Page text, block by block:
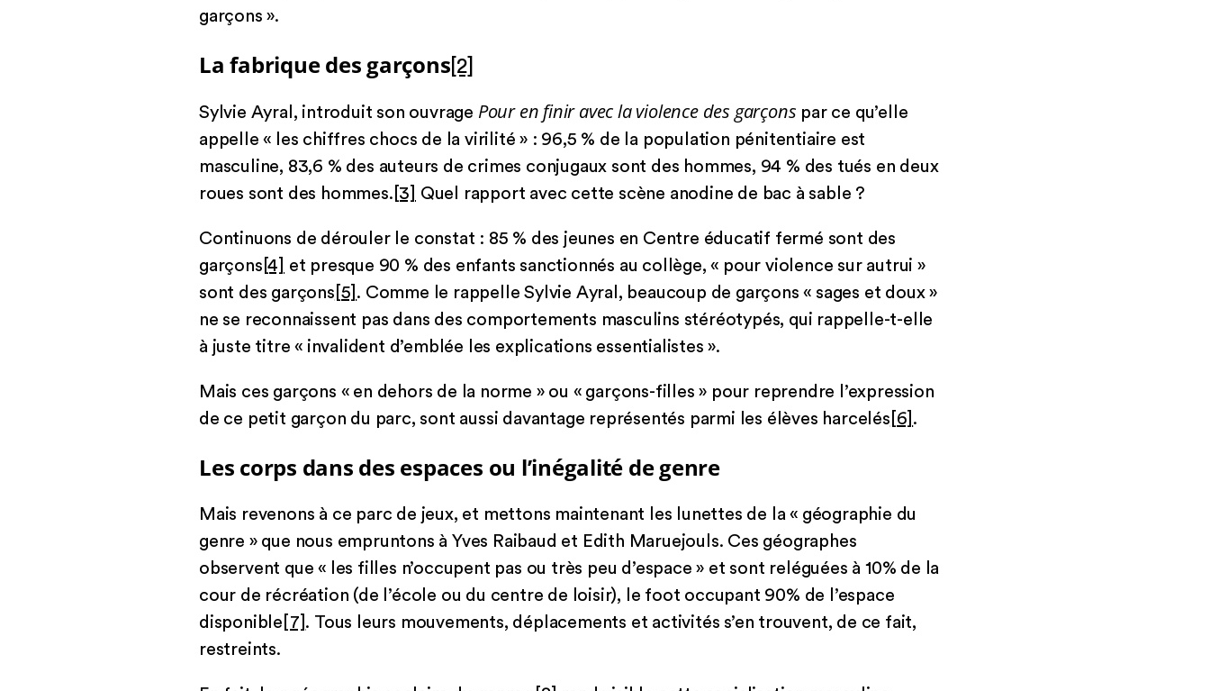
garçons ».
La fabrique des garçons [2]
Sylvie Ayral, introduit son ouvrage Pour en finir avec la violence des garçons par ce qu’elle
appelle « les chiffres chocs de la virilité » : 96,5 % de la population pénitentiaire est
masculine, 83,6 % des auteurs de crimes conjugaux sont des hommes, 94 % des tués en deux
roues sont des hommes. [3] Quel rapport avec cette scène anodine de bac à sable ?
Continuons de dérouler le constat : 85 % des jeunes en Centre éducatif fermé sont des
garçons [4]
et presque 90 % des enfants sanctionnés au collège, « pour violence sur autrui »
sont des garçons [5] . Comme le rappelle Sylvie Ayral, beaucoup de garçons « sages et doux »
ne se reconnaissent pas dans des comportements masculins stéréotypés, qui rappelle-t-elle
à juste titre « invalident d’emblée les explications essentialistes ».
Mais ces garçons « en dehors de la norme » ou « garçons-filles » pour reprendre l’expression
de ce petit garçon du parc, sont aussi davantage représentés parmi les élèves harcelés [6] .
Les corps dans des espaces ou l’inégalité de genre
Mais revenons à ce parc de jeux, et mettons maintenant les lunettes de la « géographie du
genre » que nous empruntons à Yves Raibaud et Edith Maruejouls. Ces géographes
observent que « les filles n’occupent pas ou très peu d’espace » et sont reléguées à 10% de la
cour de récréation (de l’école ou du centre de loisir), le foot occupant 90% de l’espace
disponible [7] . Tous leurs mouvements, déplacements et activités s’en trouvent, de ce fait,
restreints.